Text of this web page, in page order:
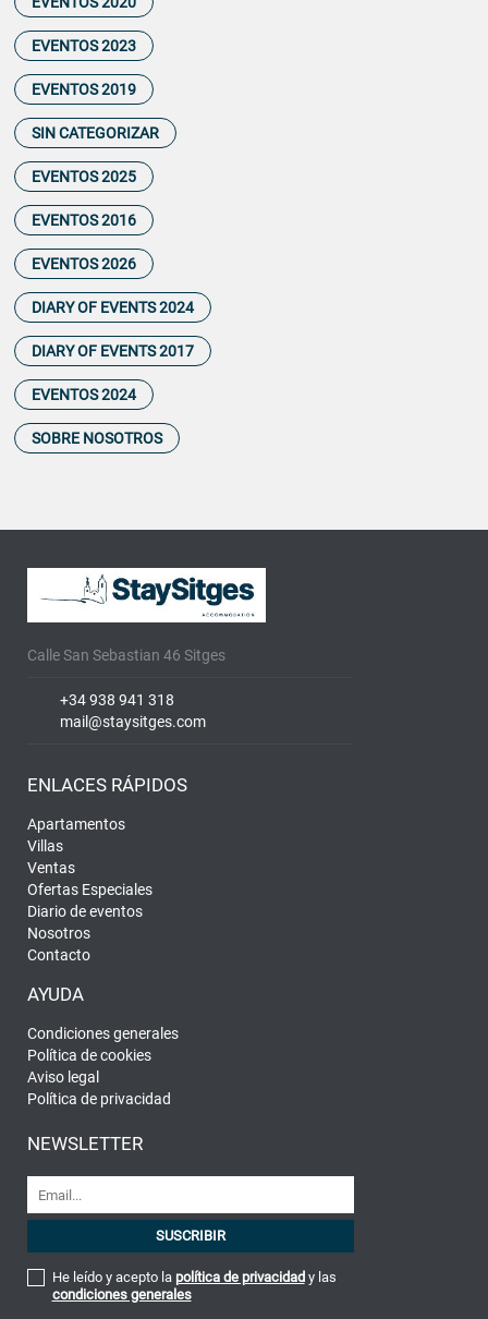
EVENTOS 2023
EVENTOS 2019
SIN CATEGORIZAR
EVENTOS 2025
EVENTOS 2016
EVENTOS 2026
DIARY OF EVENTS 2024
DIARY OF EVENTS 2017
EVENTOS 2024
SOBRE NOSOTROS
Calle San Sebastian 46 Sitges
+34 938 941 318
mail@staysitges.com
ENLACES RÁPIDOS
Apartamentos
Villas
Ventas
Ofertas Especiales
Diario de eventos
Nosotros
Contacto
AYUDA
Condiciones generales
Política de cookies
Aviso legal
Política de privacidad
NEWSLETTER
He leído y acepto la política de privacidad y las
condiciones generales